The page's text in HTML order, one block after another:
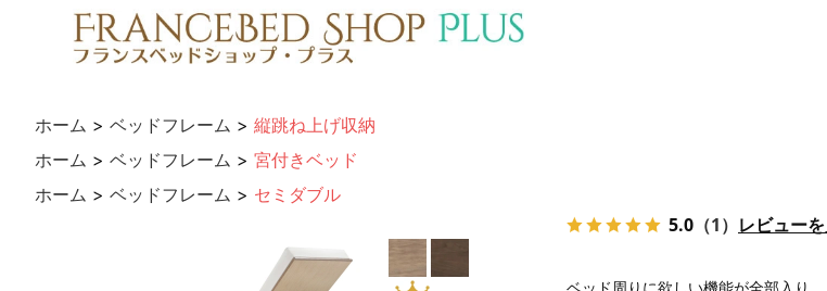
ホーム > ベッドフレーム > 縦跳ね上げ収納
ホーム > ベッドフレーム > 宮付きベッド
ホーム > ベッドフレーム > セミダブル
5.0 （1） レビュー
ベッド周りに欲しい機能が全部入り